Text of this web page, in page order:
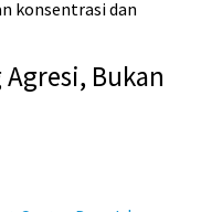
konsentrasi dan
Bukan